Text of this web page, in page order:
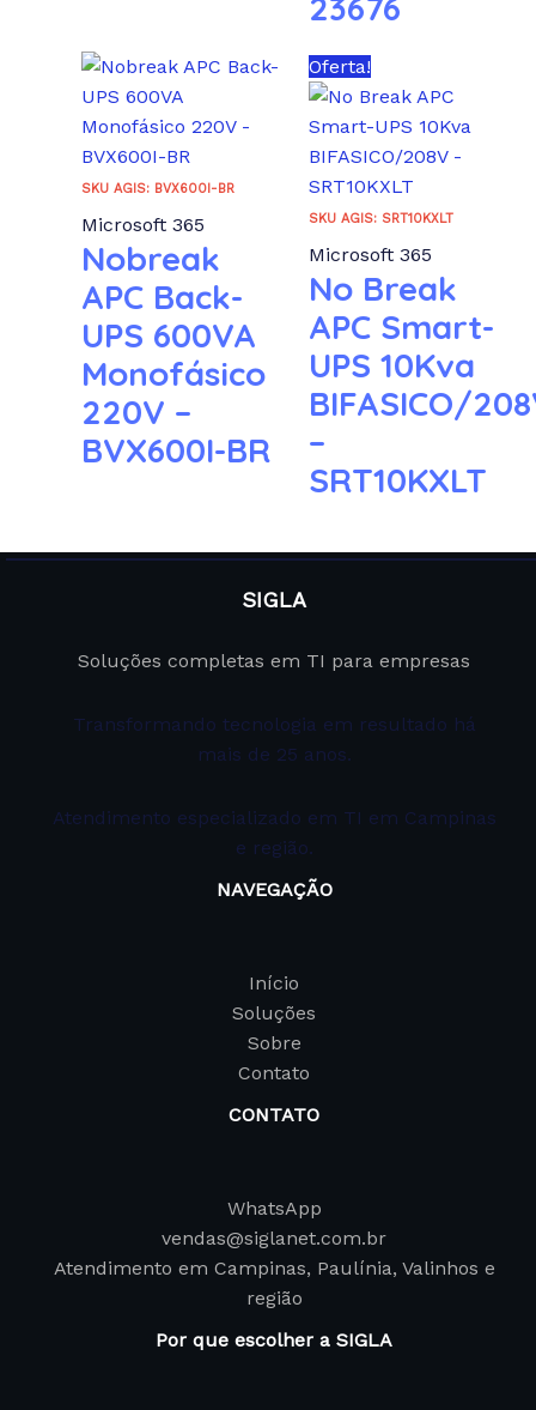
SKU AGIS: BVX600I-BR
Microsoft 365
Nobreak
APC Back-
UPS 600VA
Monofásico
220V –
BVX600I-BR
Oferta!
SKU AGIS: SRT10KXLT
Microsoft 365
No Break
APC Smart-
UPS 10Kva
BIFASICO/
–
SRT10KXLT
SIGLA
Soluções completas em TI para empresas
Transformando tecnologia em resultado há
mais de 25 anos.
Atendimento especializado em TI em Campinas
e região.
NAVEGAÇÃO
Início
Soluções
Sobre
Contato
CONTATO
WhatsApp
vendas@siglanet.com.br
Atendimento em Campinas, Paulínia, Valinhos e
região
Por que escolher a SIGLA